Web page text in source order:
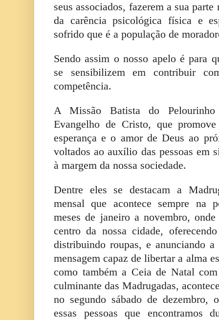
seus associados, fazerem a sua
da carência psicológica física e
sofrido que é a população de
Sendo assim o nosso apelo é para
se sensibilizem em contribuir
competência.
A Missão Batista do
Evangelho de Cristo, que
esperança e o amor de Deus ao
voltados ao auxílio das pessoas em
à margem da nossa sociedade.
Dentre eles se destacam a
mensal que acontece sempre na
meses de janeiro a novembro,
centro da nossa cidade,
distribuindo roupas, e anunciando
mensagem capaz de libertar a alma
como também a Ceia de Natal
culminante das Madrugadas,
no segundo sábado de dezembro,
essas pessoas que encontramos